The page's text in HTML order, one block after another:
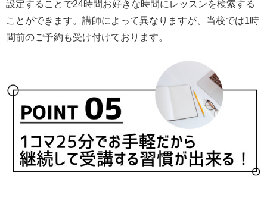
設定することで24時間お好きな時間にレッスンを検索する
ことができます。講師によって異なりますが、当校では1時
間前のご予約も受け付けております。